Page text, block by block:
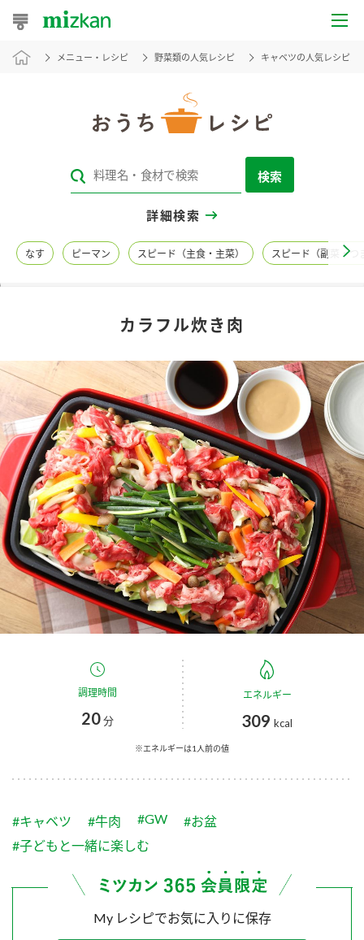
おうちレシピ
レシピカテゴリ一覧
レシピ名特集
酢 調味酢
お酢ドリンク ぽん酢
みりん風・料理酒 鍋用調味料
つゆ たれ
スープ 中華
ふりかけ
炊き込みご飯の素 米飯用調味液
新商品一覧
キャンペーン情報
ブランド・スペシャルサイト
ブランド・スペシャルサイト トップ
商品ブランドサイト
Fibee（ファイビー）
くらしプラ酢
お酢ドリンク
つゆ
納豆のサイト
三ツ判山吹
企業情報
国内事業概要
企業理念
ミツカンの歴史
ミツカンを知る
環境への取り組み
MIM（ミツカンミュージアム）
お客様相談センター
お客様の声をいかしました
販売終了製品のご案内
メニュー・レシピ 野菜類の人気レシピ キャベツの人気レシピ
検索
詳細検索
なす ピーマン スピード（主食・主菜） スピード（副菜・つ
カラフル炊き肉
調理時間
20分
エネルギー
309 kcal
※エネルギーは1人前の値
#キャベツ #牛肉 #GW
#お盆
#子どもと一緒に楽しむ
My レシピでお気に入りに保存